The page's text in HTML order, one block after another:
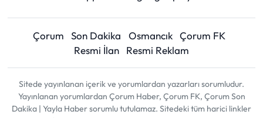
Çorum Son Dakika Osmancık Çorum FK
Resmi İlan
Resmi Reklam
Sitede yayınlanan içerik ve yorumlardan yazarları sorumludur.
Yayınlanan yorumlardan Çorum Haber, Çorum FK, Çorum Son
Dakika | Yayla Haber sorumlu tutulamaz. Sitedeki tüm harici linkler